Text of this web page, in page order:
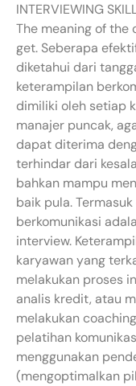
INTERVIEWING
The meaning of the
get. Seberapa
diketahui dari
keterampilan
dimiliki oleh setiap
manajer puncak,
dapat diterima
terhindar dari
bahkan mampu
baik pula.
berkomunikasi
interview.
karyawan yang
melakukan proses
analis kredit, atau
melakukan
pelatihan
menggunakan
(mengoptimalkan